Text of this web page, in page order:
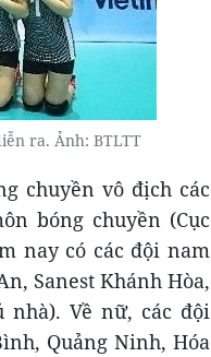
ra. Ảnh: BTLTT
chuyền vô địch các
bóng chuyền (Cục
nay có các đội nam
Sanest Khánh Hòa,
nhà). Về nữ, các đội
Quảng Ninh, Hóa